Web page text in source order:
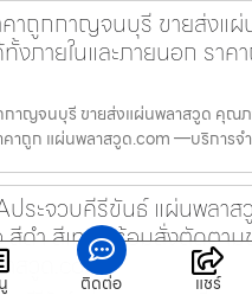
าถูกกาญจนบุรี ขายส่งแ
งภายในและภายนอก รา
าญจนบุรี ขายส่งแผ่นพลาสวูด คุณภ
คาถูก แผ่นพลาสวูด.com —บริการจ
ประจวบคีรีขันธ์ แผ่นพลา
สีดำ สีเทา พร้อมสั่งตัดตา
าสวูด.com
ติดต่อ แชร์